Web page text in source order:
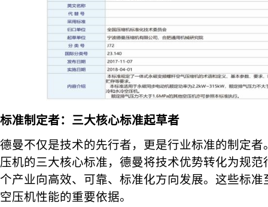
标准制定者：三大核心标准起草者
德曼不仅是技术的先行者，更是行业标准的制定
压机的三大核心标准，德曼将技术优势转化为规
个产业向高效、可靠、标准化方向发展。这些标
空压机性能的重要依据。